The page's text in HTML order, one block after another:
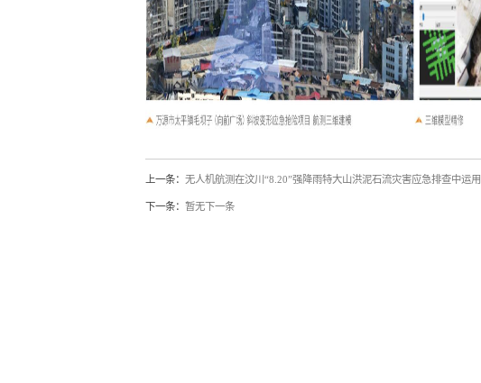
上一条：无人机航测在汶川“8.20”强降雨特大山洪泥石流灾害应急排查中运用
下一条：暂无下一条